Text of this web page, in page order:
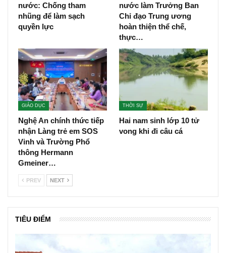
nước: Chống tham
nhũng để làm sạch
quyền lực
nước làm Trưởng Ban
Chỉ đạo Trung ương
hoàn thiện thể chế,
thực…
GIÁO DỤC
Nghệ An chính thức tiếp
nhận Làng trẻ em SOS
Vinh và Trường Phổ
thông Hermann
Gmeiner…
THỜI SỰ
Hai nam sinh lớp 10 tử
vong khi đi câu cá
PREV NEXT
TIÊU ĐIỂM